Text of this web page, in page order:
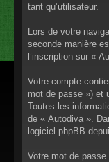
tant qu’utilisateur.
Lors de votre
seconde manière
l’inscription sur «
Votre compte
mot de passe ») et
Toutes les
de « Autodiva ».
logiciel phpBB
Votre mot de